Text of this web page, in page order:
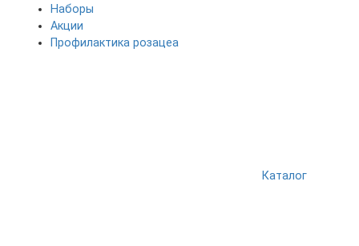
Наборы
Акции
Профилактика розацеа
Каталог